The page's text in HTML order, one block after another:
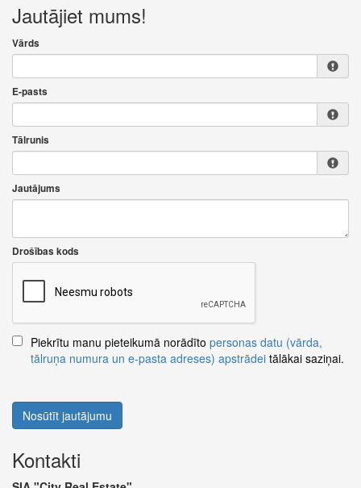
Jautājiet mums!
Vārds
E-pasts
Tālrunis
Jautājums
Drošības kods
Piekrītu manu pieteikumā norādīto personas datu (vārda,
tālruņa numura un e-pasta adreses) apstrādei tālākai saziņai.
Nosūtīt jautājumu
Kontakti